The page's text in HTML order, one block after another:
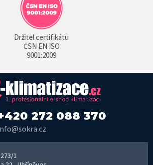
Držitel certifikátu
ČSN EN ISO
9001:2009
272 088 370
1